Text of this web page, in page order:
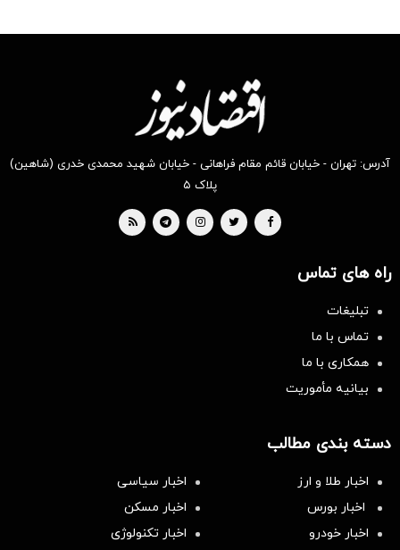
آدرس: تهران - خیابان قائم مقام فراهانی - خیابان شهید محمدی خدری (شاهین)
پلاک ۵
راه های تماس
تبلیغات
تماس با ما
همکاری با ما
بیانیه مأموریت
دسته بندی مطالب
اخبار طلا و ارز
اخبار سیاسی
اخبار بورس
اخبار مسکن
اخبار خودرو
اخبار تکنولوژی